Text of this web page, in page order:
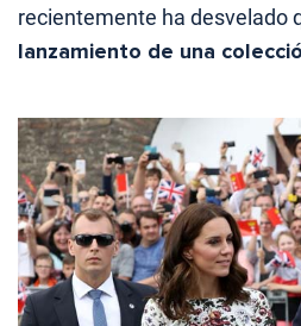
recientemente ha desvelado
lanzamiento de una